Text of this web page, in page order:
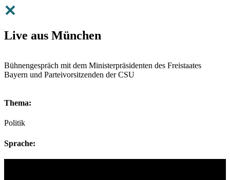
Live aus München
Bühnengespräch mit dem Ministerpräsidenten des Freistaates
Bayern und Parteivorsitzenden der CSU
Thema:
Politik
Sprache: